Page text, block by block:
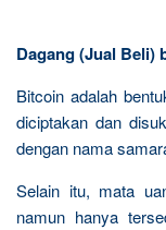
Dagang (Jual Beli)
Bitcoin adalah
diciptakan dan
dengan nama
Selain itu, mata
namun hanya